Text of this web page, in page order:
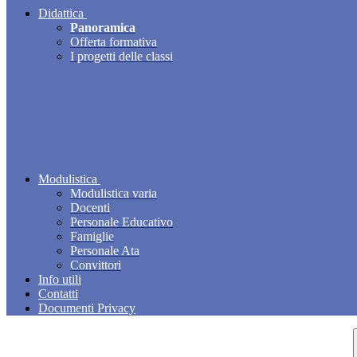
Didattica
Panoramica
Offerta formativa
I progetti delle classi
Modulistica
Modulistica varia
Docenti
Personale Educativo
Famiglie
Personale Ata
Convittori
Info utili
Contatti
Documenti Privacy